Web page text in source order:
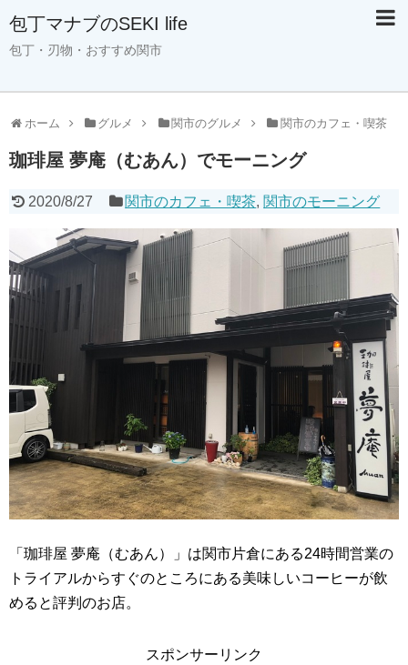
包丁マナブのSEKI life
包丁・刃物・おすすめ関市
ホーム グルメ 関市のグルメ 関市のカフェ・喫茶
珈琲屋 夢庵（むあん）でモーニング
2020/8/27 関市のカフェ・喫茶, 関市のモーニング
「珈琲屋 夢庵（むあん）」は関市片倉にある24時間営業の
トライアルからすぐのところにある美味しいコーヒーが飲
めると評判のお店。
スポンサーリンク